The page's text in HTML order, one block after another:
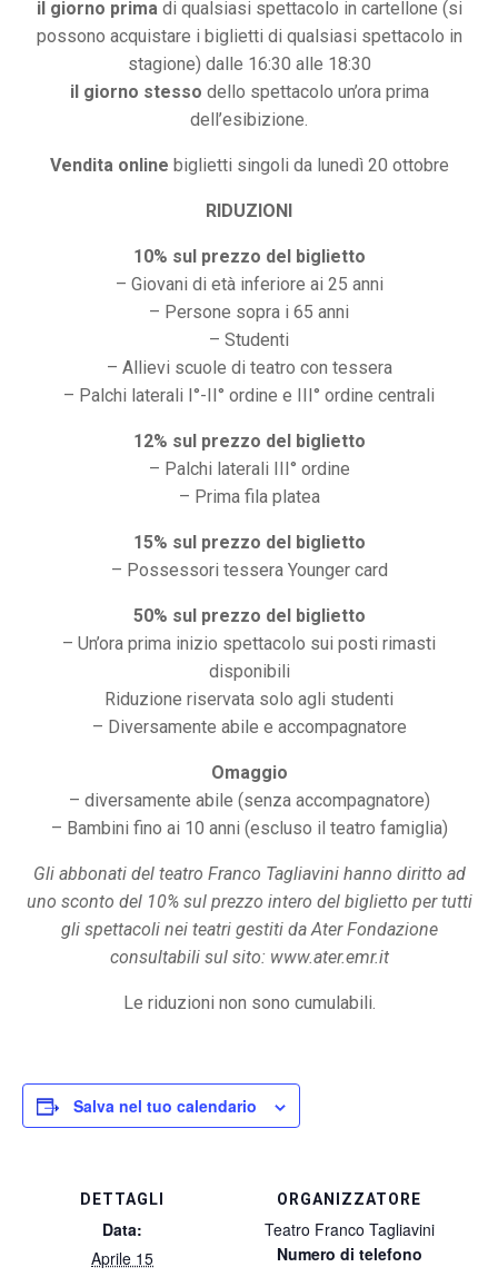
il giorno primadi qualsiasi spettacolo in cartellone (si
possono acquistare i biglietti di qualsiasi spettacolo in
stagione) dalle 16:30 alle 18:30
il giorno stesso dello spettacolo un’ora prima
dell’esibizione.
Vendita online biglietti singoli da lunedì 20 ottobre
RIDUZIONI
10% sul prezzo del biglietto
– Giovani di età inferiore ai 25 anni
– Persone sopra i 65 anni
– Studenti
– Allievi scuole di teatro con tessera
– Palchi laterali I°-II° ordine e III° ordine centrali
12% sul prezzo del biglietto
– Palchi laterali III° ordine
– Prima fila platea
15% sul prezzo del biglietto
– Possessori tessera Younger card
50% sul prezzo del biglietto
– Un’ora prima inizio spettacolo sui posti rimasti
disponibili
Riduzione riservata solo agli studenti
– Diversamente abile e accompagnatore
Omaggio
– diversamente abile (senza accompagnatore)
– Bambini fino ai 10 anni (escluso il teatro famiglia)
Gli abbonati del teatro Franco Tagliavini hanno diritto ad
uno sconto del 10% sul prezzo intero del biglietto per tutti
gli spettacoli nei teatri gestiti da Ater Fondazione
consultabili sul sito: www.ater.emr.it
Le riduzioni non sono cumulabili.
Salva nel tuo calendario
DETTAGLI
Data:
Aprile 15
ORGANIZZATORE
Teatro Franco Tagliavini
Numero di telefono